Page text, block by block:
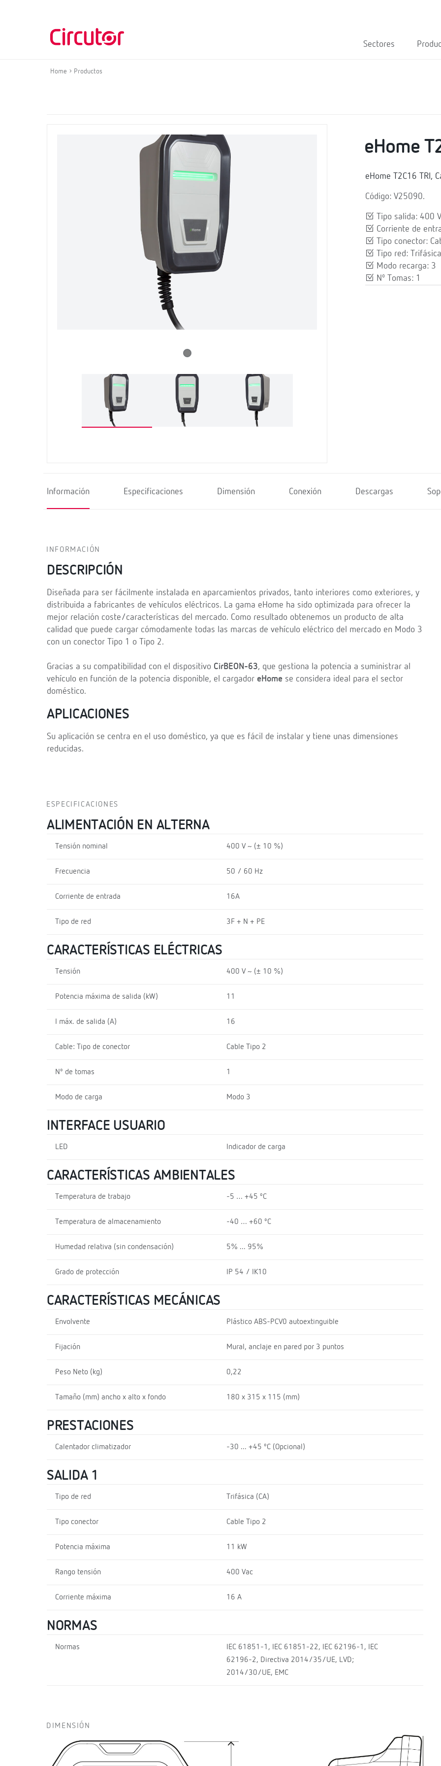
Sectores
Home Productos
eHome
eHome T2C16 TRI,
Código: V25090.
Tipo salida: 400
Corriente de
Tipo conector:
Tipo red: Trifásica
Modo recarga: 3
Nº Tomas: 1
Información Especificaciones Dimensión Conexión Descargas
INFORMACIÓN
DESCRIPCIÓN
Diseñada para ser fácilmente instalada en aparcamientos privados, tanto interiores como exteriores, y
distribuida a fabricantes de vehículos eléctricos. La gama eHome ha sido optimizada para ofrecer la
mejor relación coste/características del mercado. Como resultado obtenemos un producto de alta
calidad que puede cargar cómodamente todas las marcas de vehículo eléctrico del mercado en Modo 3
con un conector Tipo 1 o Tipo 2.
Gracias a su compatibilidad con el dispositivo CirBEON-63, que gestiona la potencia a suministrar al
vehículo en función de la potencia disponible, el cargador eHome se considera ideal para el sector
doméstico.
APLICACIONES
Su aplicación se centra en el uso doméstico, ya que es fácil de instalar y tiene unas dimensiones
reducidas.
ESPECIFICACIONES
ALIMENTACIÓN EN ALTERNA
Tensión nominal 400 V ~ (± 10 %)
Frecuencia 50 / 60 Hz
Corriente de entrada 16A
Tipo de red 3F + N + PE
CARACTERÍSTICAS ELÉCTRICAS
Tensión 400 V ~ (± 10 %)
Potencia máxima de salida (kW) 11
I máx. de salida (A) 16
Cable: Tipo de conector Cable Tipo 2
Nº de tomas 1
Modo de carga Modo 3
INTERFACE USUARIO
LED Indicador de carga
CARACTERÍSTICAS AMBIENTALES
Temperatura de trabajo -5 … +45 ºC
Temperatura de almacenamiento -40 … +60 ºC
Humedad relativa (sin condensación) 5% ... 95%
Grado de protección IP 54 / IK10
CARACTERÍSTICAS MECÁNICAS
Envolvente Plástico ABS-PCV0 autoextinguible
Fijación Mural, anclaje en pared por 3 puntos
Peso Neto (kg) 0,22
Tamaño (mm) ancho x alto x fondo 180 x 315 x 115 (mm)
PRESTACIONES
Calentador climatizador -30 ... +45 ºC (Opcional)
SALIDA 1
Tipo de red Trifásica (CA)
Tipo conector Cable Tipo 2
Potencia máxima 11 kW
Rango tensión 400 Vac
Corriente máxima 16 A
NORMAS
Normas
IEC 61851-1, IEC 61851-22, IEC 62196-1, IEC
62196-2, Directiva 2014/35/UE, LVD;
2014/30/UE, EMC
DIMENSIÓN